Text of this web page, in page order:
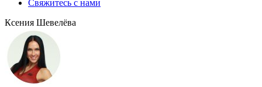
Свяжитесь с нами
Ксения Шевелёва